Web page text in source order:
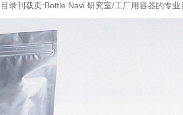
目录刊载页:Bottle Navi 研究室/工厂用容器的专